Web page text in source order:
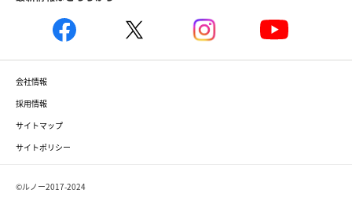
会社情報
採用情報
サイトマップ
サイトポリシー
©ルノー2017-2024